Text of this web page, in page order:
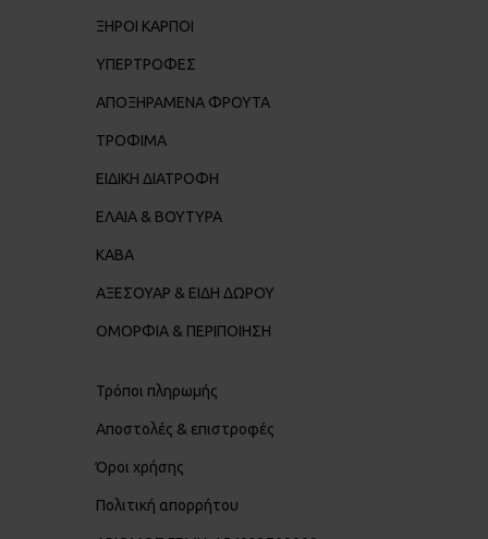
ΞΗΡΟΙ ΚΑΡΠΟΙ
ΥΠΕΡΤΡΟΦΕΣ
ΑΠΟΞΗΡΑΜΕΝΑ ΦΡΟΥΤΑ
ΤΡΟΦΙΜΑ
ΕΙΔΙΚΗ ΔΙΑΤΡΟΦΗ
ΕΛΑΙΑ & ΒΟΥΤΥΡΑ
ΚΑΒΑ
ΑΞΕΣΟΥΑΡ & ΕΙΔΗ ΔΩΡΟΥ
ΟΜΟΡΦΙΑ & ΠΕΡΙΠΟΙΗΣΗ
Τρόποι πληρωμής
Αποστολές & επιστροφές
Όροι χρήσης
Πολιτική απορρήτου